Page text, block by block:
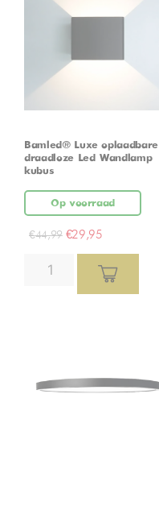
Bamled® Luxe oplaadbare
draadloze Led Wandlamp
kubus
Op voorraad
€44,99 €29,95